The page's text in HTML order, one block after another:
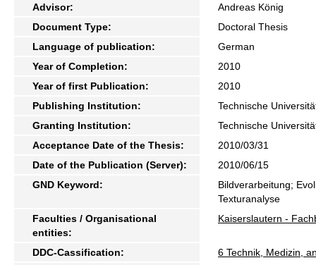
Advisor:
Andreas König
Document Type:
Doctoral Thesis
Language of publication:
German
Year of Completion:
2010
Year of first Publication:
2010
Publishing Institution:
Technische
Granting Institution:
Technische
Acceptance Date of the Thesis:
2010/03/31
Date of the Publication (Server):
2010/06/15
GND Keyword:
Bildverarbeitung;
Texturanalyse
Faculties / Organisational
entities:
Kaiserslautern -
DDC-Cassification: 6 Technik, Medizin,